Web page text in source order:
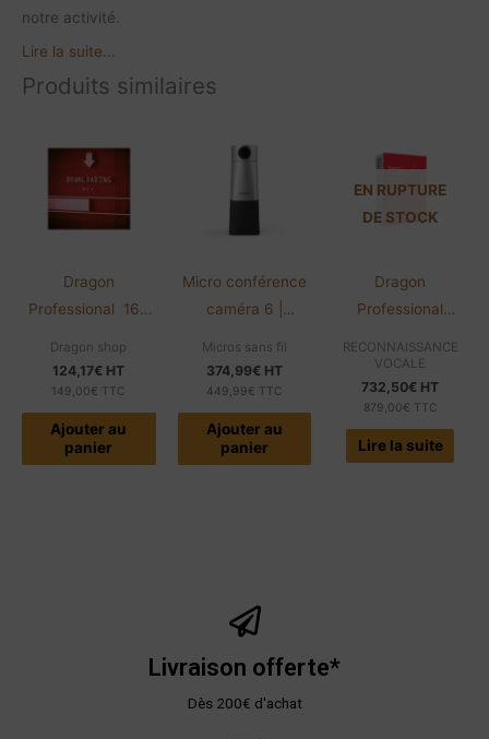
notre activité.
Lire la suite...
Produits similaires
Dragon
Professional 16 |
mois
Dragon shop
124,17€ HT
149,00€ TTC
Ajouter au
panier
Micro conférence
caméra 6 |
SmartMeeting |
Sembly AI
Micros sans fil
374,99€ HT
449,99€ TTC
Ajouter au
panier
EN RUPTURE
DE STOCK
Dragon
Professional
Clé de licence
RECONNAISSANCE
VOCALE
732,50€ HT
879,00€ TTC
Lire la suite
Livraison offerte*
Dès 200€ d'achat